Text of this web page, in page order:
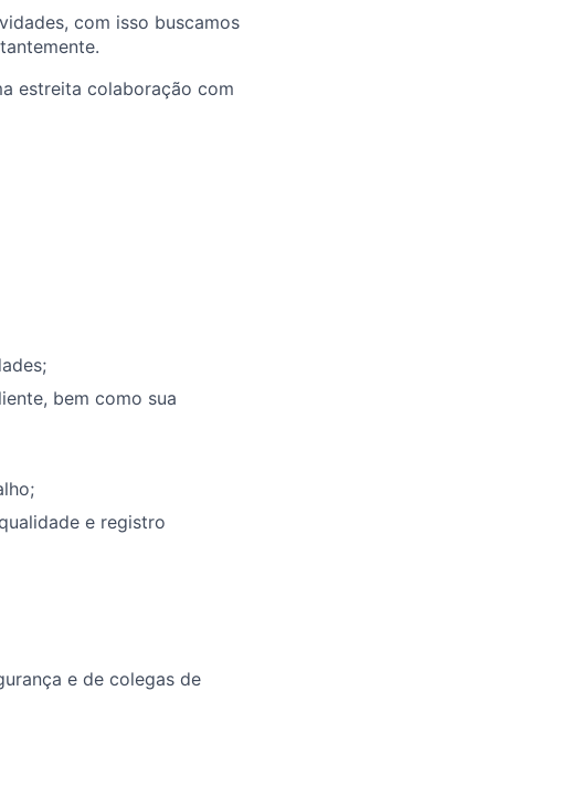
com isso buscamos
estreita colaboração com
bem como sua
e registro
e de colegas de